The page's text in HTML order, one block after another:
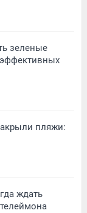
зеленые
пляжи:
ждать